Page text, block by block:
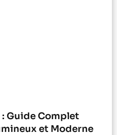
Guide Complet
et Moderne